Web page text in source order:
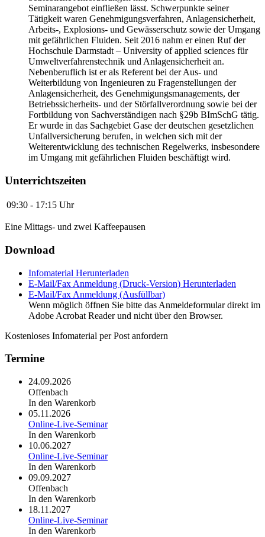
Seminarangebot einfließen lässt. Schwerpunkte seiner
Tätigkeit waren Genehmigungsverfahren, Anlagensicherheit,
Arbeits-, Explosions- und Gewässerschutz sowie der Umgang
mit gefährlichen Fluiden. Seit 2016 nahm er einen Ruf der
Hochschule Darmstadt – University of applied sciences für
Umweltverfahrenstechnik und Anlagensicherheit an.
Nebenberuflich ist er als Referent bei der Aus- und
Weiterbildung von Ingenieuren zu Fragenstellungen der
Anlagensicherheit, des Genehmigungsmanagements, der
Betriebssicherheits- und der Störfallverordnung sowie bei der
Fortbildung von Sachverständigen nach §29b BImSchG tätig.
Er wurde in das Sachgebiet Gase der deutschen gesetzlichen
Unfallversicherung berufen, in welchen sich mit der
Weiterentwicklung des technischen Regelwerks, insbesondere
im Umgang mit gefährlichen Fluiden beschäftigt wird.
Unterrichtszeiten
09:30 - 17:15 Uhr
Eine Mittags- und zwei Kaffeepausen
Download
Infomaterial Herunterladen
E-Mail/Fax Anmeldung (Druck-Version) Herunterladen
E-Mail/Fax Anmeldung (Ausfüllbar)
Wenn möglich öffnen Sie bitte das Anmeldeformular direkt im
Adobe Acrobat Reader und nicht über den Browser.
Kostenloses Infomaterial per Post anfordern
Termine
24.09.2026
Offenbach
In den Warenkorb
05.11.2026
Online-Live-Seminar
In den Warenkorb
10.06.2027
Online-Live-Seminar
In den Warenkorb
09.09.2027
Offenbach
In den Warenkorb
18.11.2027
Online-Live-Seminar
In den Warenkorb